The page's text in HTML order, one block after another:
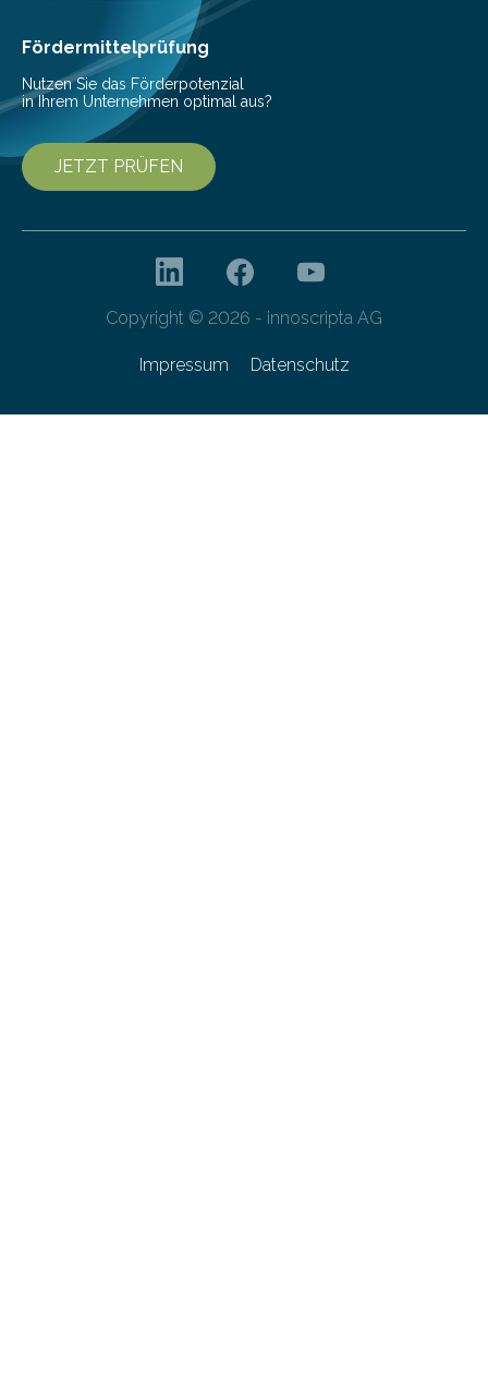
höherem Lebensalter mit vielen
Krankenhausaufenthalten verbunden. „Mit Hilfe digitaler
Technologien…
Fördermittelprüfung
Nutzen Sie das Förderpotenzial
in Ihrem Unternehmen optimal aus?
JETZT PRÜFEN
Copyright © 2026 - innoscripta AG
Impressum Datenschutz